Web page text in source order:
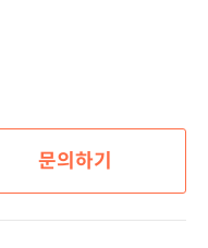
문의하기